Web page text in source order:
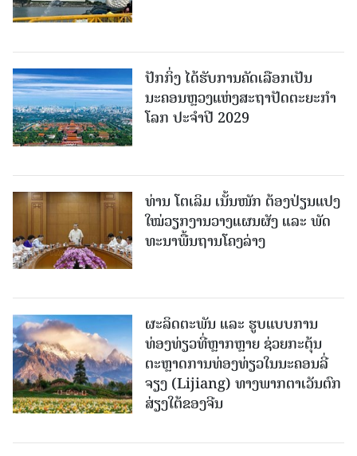
ປັກກິ່ງ ໄດ້ຮັບການຄັດເລືອກເປັນ
ນະຄອນຫຼວງແຫ່ງສະຖາປັດຕະຍະກຳ
ໂລກ ປະຈຳປີ 2029
ທ່ານ ໂຕ​ເລິມ ເນັ້ນໜັກ ຕ້ອງ​ປ່ຽນ​ແປງ​
ໃໝ່​ວຽກ​ງານ​ວາງ​ແຜນ​ຜັງ ແລະ ​ພັດ​
ທະ​ນາ​ພື້ນ​ຖານ​ໂຄງ​ລ່າງ
ຜະລິດຕະພັນ ແລະ ຮູບແບບການ
ທ່ອງທ່ຽວທີ່ຫຼາກຫຼາຍ ຊ່ວຍກະຕຸ້ນ
ຕະຫຼາດການທ່ອງທ່ຽວໃນນະຄອນລີ່
ຈຽງ (Lijiang) ທາງພາກຕາເວັນຕົກ
ສ່ຽງໃຕ້ຂອງຈີນ